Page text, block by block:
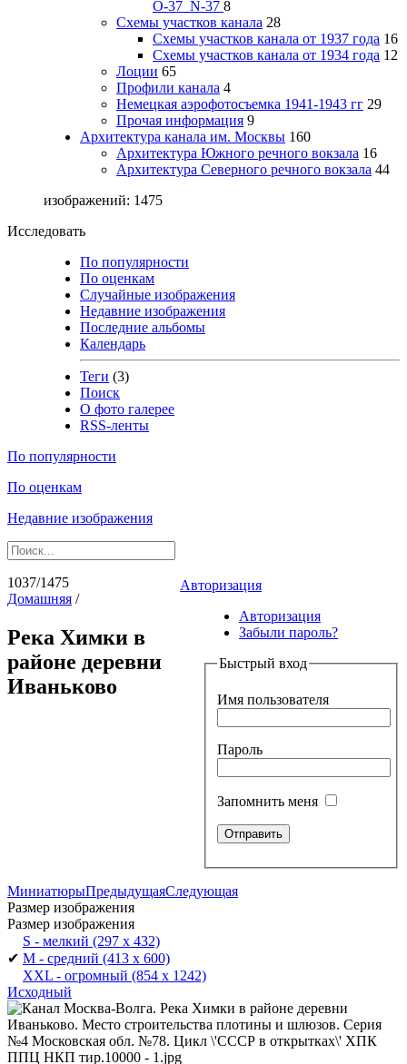
О-37_N-37 8
Схемы участков канала 28
Схемы участков канала от 1937 года 16
Схемы участков канала от 1934 года 12
Лоции 65
Профили канала 4
Немецкая аэрофотосъемка 1941-1943 гг 29
Прочая информация 9
Архитектура канала им. Москвы 160
Архитектура Южного речного вокзала 16
Архитектура Северного речного вокзала 44
изображений: 1475
Исследовать
По популярности
По оценкам
Случайные изображения
Недавние изображения
Последние альбомы
Календарь
Теги (3)
Поиск
О фото галерее
RSS-ленты
По популярности
По оценкам
Недавние изображения
Авторизация
Авторизация
Забыли пароль?
Быстрый вход
Имя пользователя
Пароль
Запомнить меня
1037/1475
Домашняя /
Река Химки в
районе деревни
Иваньково
МиниатюрыПредыдущаяСледующая
Размер изображения
Размер изображения
S - мелкий (297 x 432)
✔ M - средний (413 x 600)
XXL - огромный (854 x 1242)
Исходный